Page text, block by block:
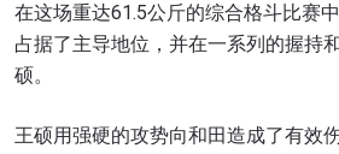
在这场重达61.5公斤的综合格斗比赛
占据了主导地位，并在一系列的握持
硕。
王硕用强硬的攻势向和田造成了有效